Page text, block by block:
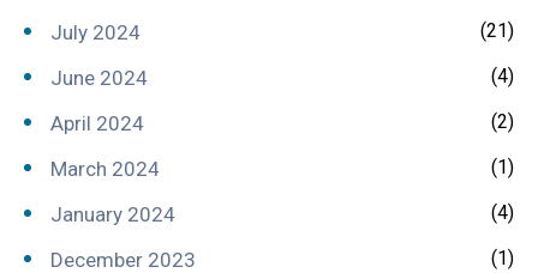
July 2024 (21)
June 2024 (4)
April 2024 (2)
March 2024 (1)
January 2024 (4)
December 2023 (1)